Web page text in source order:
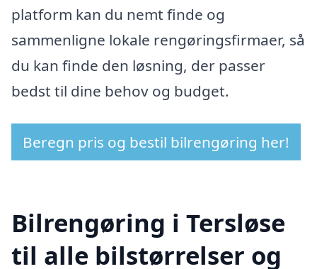
platform kan du nemt finde og
sammenligne lokale rengøringsfirmaer, så
du kan finde den løsning, der passer
bedst til dine behov og budget.
Beregn pris og bestil bilrengøring her!
Bilrengøring i Tersløse
til alle bilstørrelser og